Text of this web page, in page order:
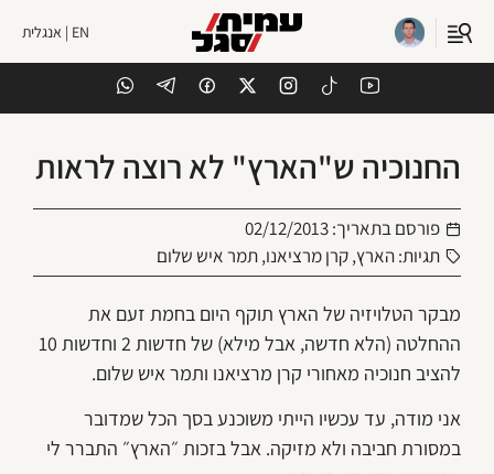
EN | אנגלית
החנוכיה ש"הארץ" לא רוצה לראות
פורסם בתאריך:02/12/2013
תגיות:הארץ,קרן מרציאנו,תמר איש שלום
מבקר הטלויזיה של הארץ תוקף היום בחמת זעם את
ההחלטה (הלא חדשה, אבל מילא) של חדשות 2 וחדשות 10
להציב חנוכיה מאחורי קרן מרציאנו ותמר איש שלום.
אני מודה, עד עכשיו הייתי משוכנע בסך הכל שמדובר
במסורת חביבה ולא מזיקה. אבל בזכות ״הארץ״ התברר לי